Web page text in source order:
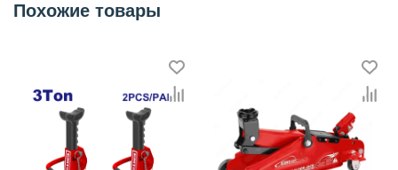
Похожие товары